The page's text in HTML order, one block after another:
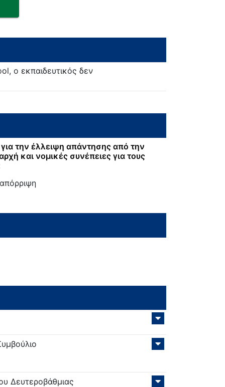
ο εκπαιδευτικός δεν
την έλλειψη απάντησης από την
και νομικές συνέπειες για τους
Δευτεροβάθμιας